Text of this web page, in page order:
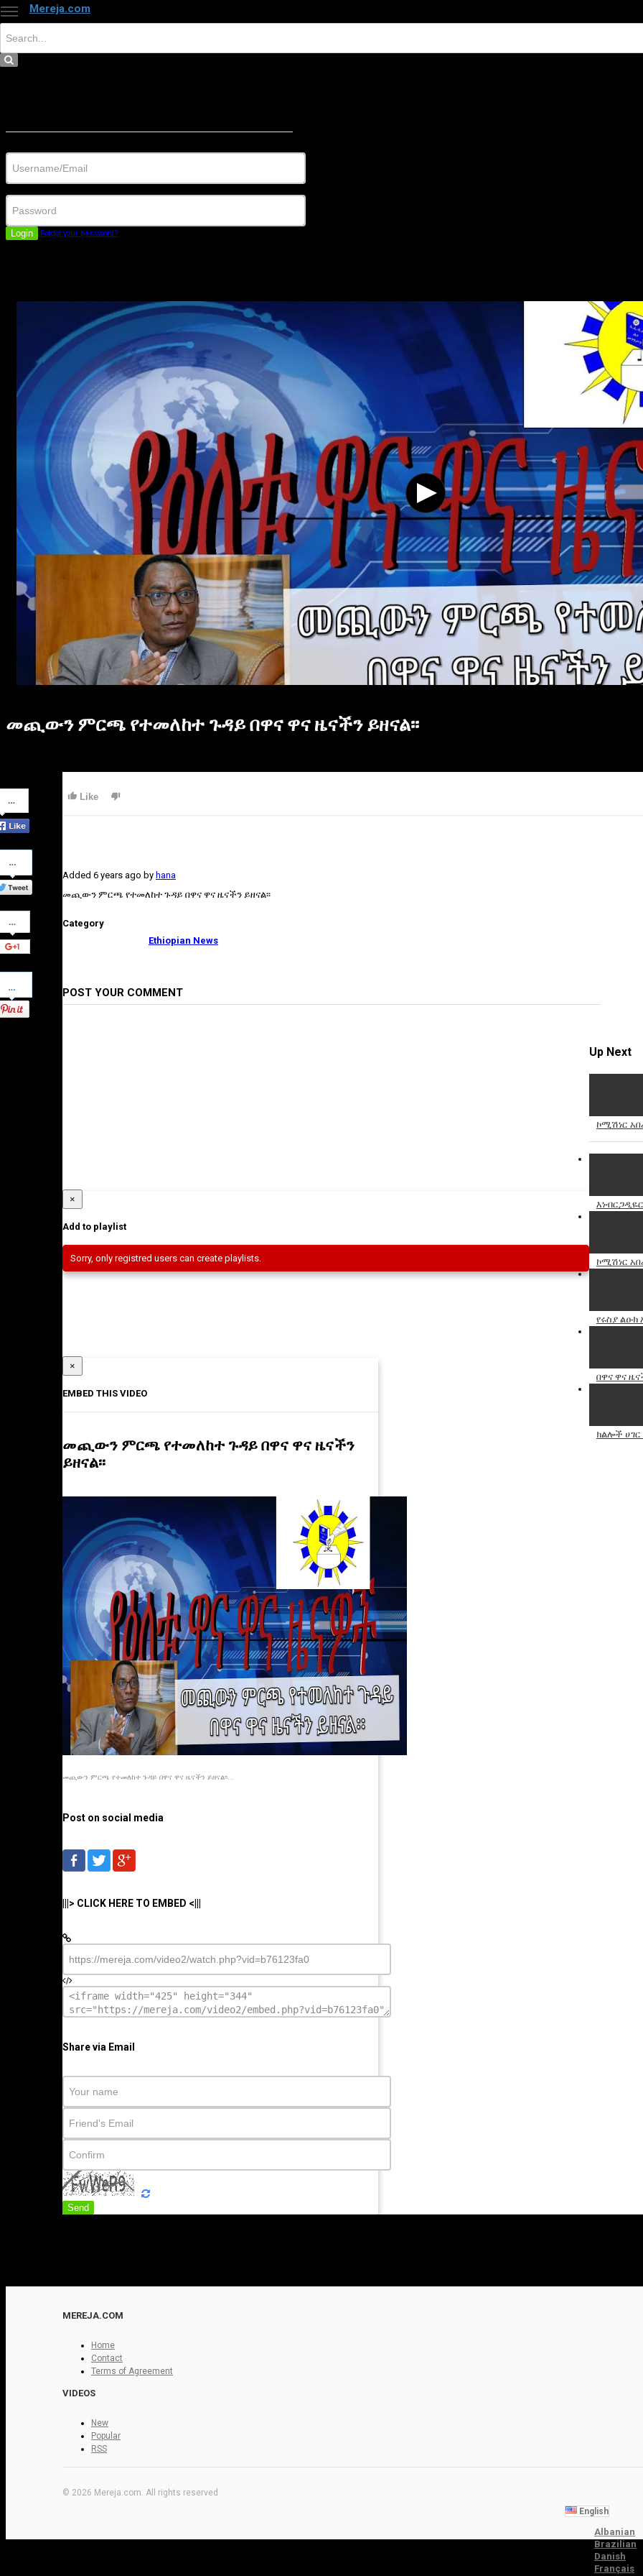
Mereja.com
Login Forgot your password?
መጪውን ምርጫ የተመለከተ ጉዳይ በዋና ዋና ዜናችን ይዘናል፡፡
on
Facebook
Share
on
Twitter
Share
on
Google+
Pinterest
Like
Added 6 years ago by hana
መጪውን ምርጫ የተመለከተ ጉዳይ በዋና ዋና ዜናችን ይዘናል፡፡
Category
Ethiopian News
POST YOUR COMMENT
Up Next
ኮሚሽነር
ኮሚሽነር
የሩስያ
በዋና ዋና
ክልሎች
Report
×
Add to playlist
Sorry, only registred users can create playlists.
×
EMBED THIS VIDEO
መጪውን ምርጫ የተመለከተ ጉዳይ በዋና ዋና ዜናችን
ይዘናል፡፡
መጪውን ምርጫ የተመለከተ ጉዳይ በዋና ዋና ዜናችን ይዘናል፡፡...
Post on social media
|||> CLICK HERE TO EMBED <|||
Share via Email
Send
MEREJA.COM
Home
Contact
Terms of Agreement
VIDEOS
New
Popular
RSS
© 2026 Mereja.com. All rights reserved
English
Albanian
Brazilian
Danish
Français